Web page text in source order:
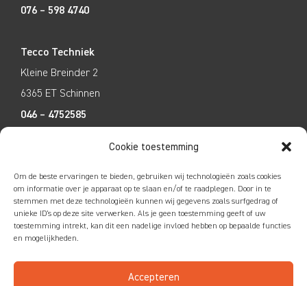
Cookie toestemming
Om de beste ervaringen te bieden, gebruiken wij technologieën zoals cookies
om informatie over je apparaat op te slaan en/of te raadplegen. Door in te
stemmen met deze technologieën kunnen wij gegevens zoals surfgedrag of
unieke ID's op deze site verwerken. Als je geen toestemming geeft of uw
toestemming intrekt, kan dit een nadelige invloed hebben op bepaalde functies
en mogelijkheden.
Accepteren
076 – 598 4740
Tecco Techniek
Kleine Breinder 2
6365 ET Schinnen
046 – 4752585
Colofon|Privacy|Disclaimer